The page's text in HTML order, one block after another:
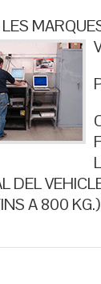
DEL
A 800 KG.)